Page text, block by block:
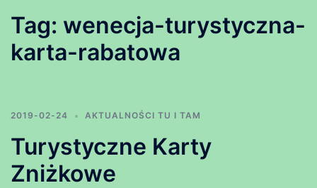
Tag: wenecja-turystyczna-
karta-rabatowa
2019-02-24 AKTUALNOŚCI TU I TAM
Turystyczne Karty
Zniżkowe